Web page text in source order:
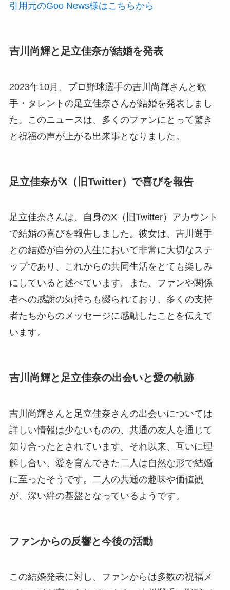
引用元のGoo News様はこちらから
吉川尚輝と足立佳奈が結婚を発表
2023年10月、プロ野球選手の吉川尚輝さんと歌
手・タレントの足立佳奈さんが結婚を発表しまし
た。このニュースは、多くのファンにとって驚き
と祝福の声が上がる出来事となりました。
足立佳奈がX（旧Twitter）で喜びを報告
足立佳奈さんは、自身のX（旧Twitter）アカウント
で結婚の喜びを報告しました。彼女は、吉川選手
との結婚が自分の人生において非常に大切なステ
ップであり、これからの共同生活をとても楽しみ
にしていると述べています。また、ファンや関係
者への感謝の気持ちも綴られており、多くの支持
者たちからのメッセージに感動したことを伝えて
います。
吉川尚輝と足立佳奈の出会いと愛の軌跡
吉川尚輝さんと足立佳奈さんの出会いについては
詳しい情報は少ないものの、共通の友人を通じて
知り合ったとされています。それ以来、互いに理
解し合い、愛を育んできた二人は自然な形で結婚
に至ったそうです。二人の共通の趣味や価値観
が、深い絆の基盤となっているようです。
ファンからの反響と今後の活動
この結婚発表に対し、ファンからは多数の祝福メ